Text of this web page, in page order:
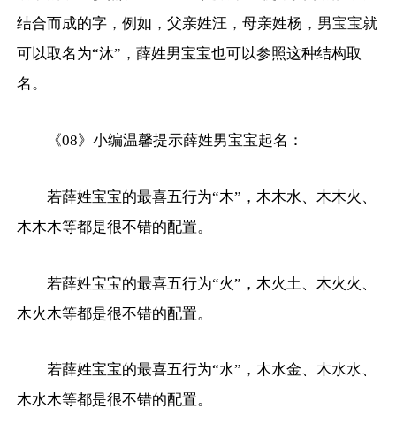
结合而成的字，例如，父亲姓汪，母亲姓杨，男宝宝就
可以取名为“沐”，薛姓男宝宝也可以参照这种结构取
名。
《08》小编温馨提示薛姓男宝宝起名：
若薛姓宝宝的最喜五行为“木”，木木水、木木火、
木木木等都是很不错的配置。
若薛姓宝宝的最喜五行为“火”，木火土、木火火、
木火木等都是很不错的配置。
若薛姓宝宝的最喜五行为“水”，木水金、木水水、
木水木等都是很不错的配置。